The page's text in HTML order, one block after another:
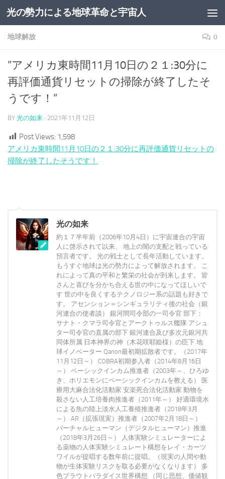
コンテンツへスキップ
光の勢力による地球革命と宇宙人
地球解放 0
”アメリカ東時間11月10日の２１:30分に
再評価通貨リセットの掃除が終了したそ
うです！”
BY 光の如来 · 2021年11月12日
Post Views: 1,598
アメリカ東時間11月10日の２１:30分に再評価通貨リセットの
掃除が終了したそうです！
光の如来
約１７半年前（2006年10月4日）に宇宙連合の宇宙
人に啓示されて以来、 地上の闇の支配と戦っている
預言者です。 光の戦士として長年活動しています。
もうすぐ地球は光の勢力によって解放されます。 こ
れによって真の平和と繁栄の社会が到来します。 皆
さんと喜びを分かち合える世の中になってほしいで
す 世の中を良くするテクノロジー系の話題も好きで
す。 アセンション＝シンギュラリティ後の社会（銀
河連合の使者談） 銀河間司令部の一司令官 部下：
サナト・クマラ司令官とアークトゥルス艦隊 アシュ
ター司令官の直属の部下 銀河連合及び多次元銀河共
同体所属 日本神界の神（木花咲耶姫様）の臣下 地
球イノベーター Qanon最初期拡散者です。（2017年
11月12日～） COBRA初期参入者（2014年8月16日
～） ベーシックインカム推進者（2003年～、ひろゆ
き、ホリエモンにベーシックインカムを教える） 医
療用大麻合法化活動家 安楽死合法化活動家 動物を
殺さない人工培養肉推進者（2011年～） 好適環境水
による魚の陸上淡水人工養殖推進者（2018年3月
～） AR（拡張現実）推進者（2007年2月18日～）
バーチャルヒューマン（デジタルヒューマン）推進
（2018年3月26日～） 人体実験シミュレーターによ
る薬物の人体実験シミュレート構想をレイ・カーツ
ワイルが提唱する数年前に提唱。（現実の人間や動
物が生体実験リスクを取る必要がなくなります） 多
色プラウトパラダイス世界構想 （同じ思想、価値観